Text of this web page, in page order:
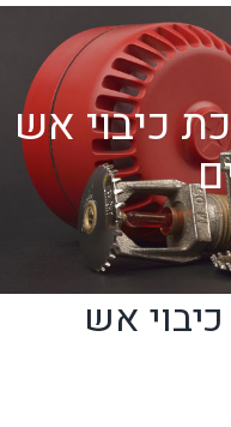
כיבוי אש
אש